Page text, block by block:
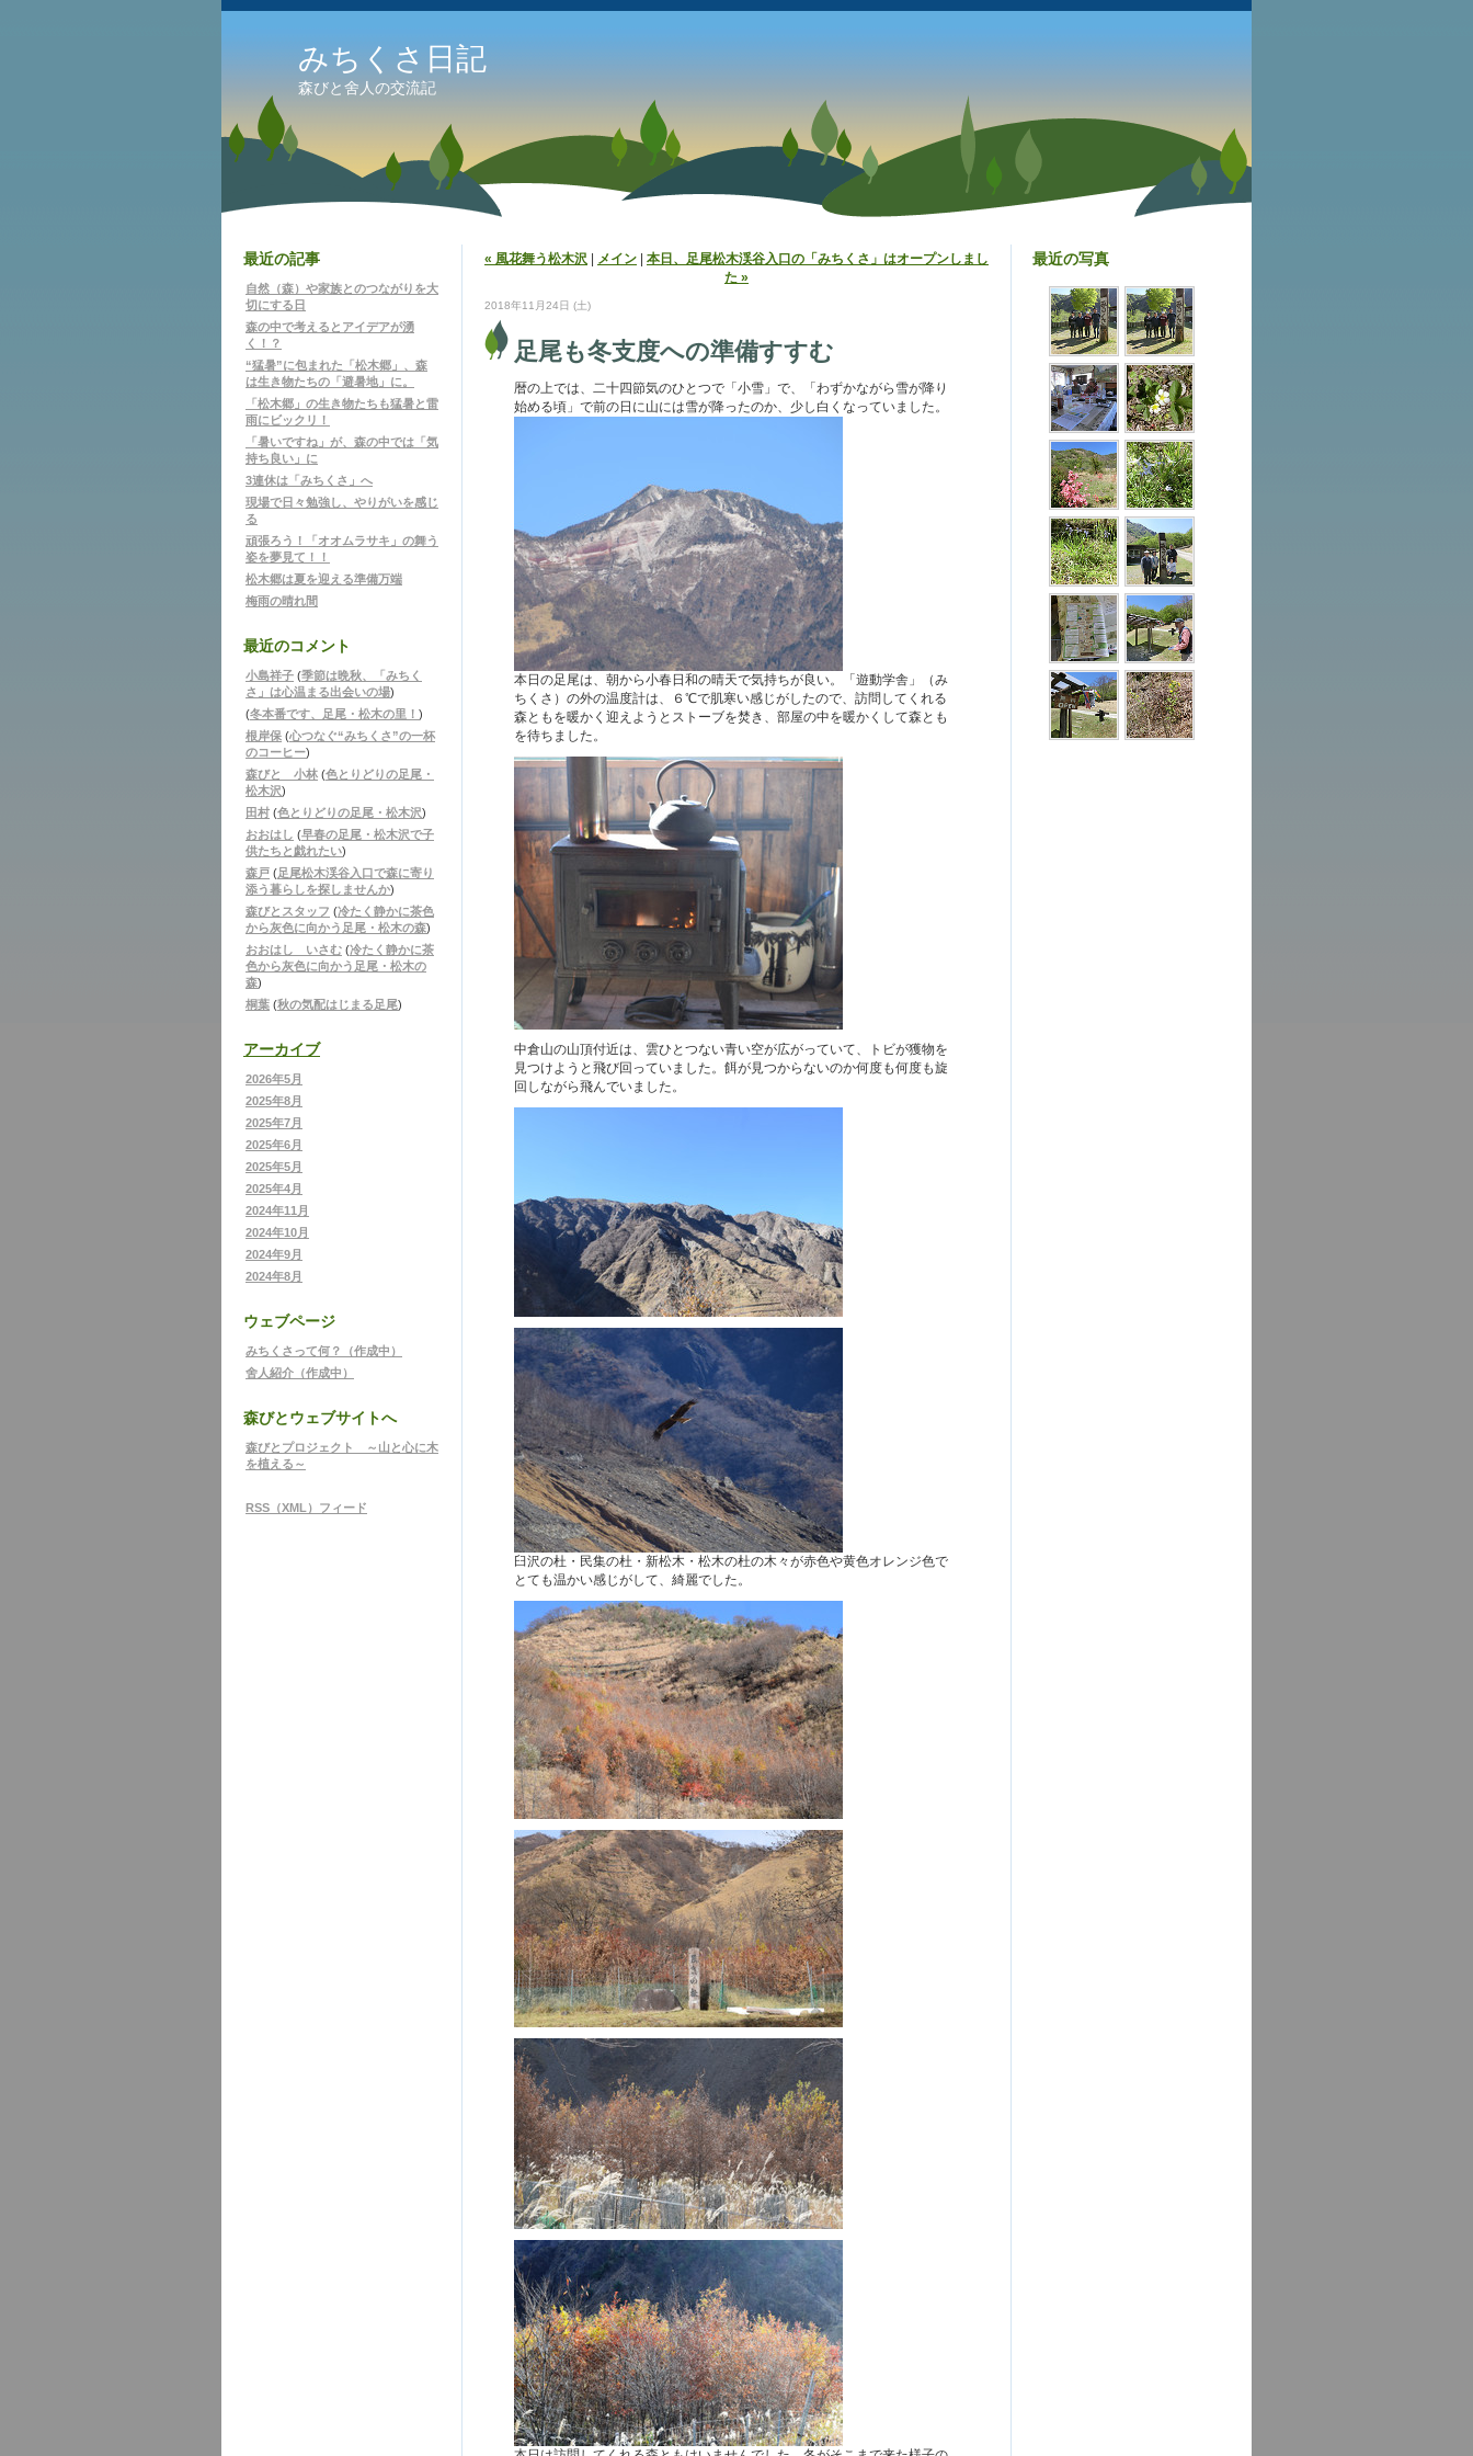
みちくさ日記
森びと舍人の交流記
最近の記事
自然（森）や家族とのつながりを大
切にする日
森の中で考えるとアイデアが湧
く！？
“猛暑”に包まれた「松木郷」、森
は生き物たちの「避暑地」に。
「松木郷」の生き物たちも猛暑と雷
雨にビックリ！
「暑いですね」が、森の中では「気
持ち良い」に
3連休は「みちくさ」へ
現場で日々勉強し、やりがいを感じ
る
頑張ろう！「オオムラサキ」の舞う
姿を夢見て！！
松木郷は夏を迎える準備万端
梅雨の晴れ間
最近のコメント
小島祥子 (季節は晩秋、「みちく
さ」は心温まる出会いの場)
(冬本番です、足尾・松木の里！ )
根岸保 (心つなぐ“みちくさ”の一杯
のコーヒー)
森びと 小林 (色とりどりの足尾・
松木沢)
田村 (色とりどりの足尾・松木沢)
おおはし (早春の足尾・松木沢で子
供たちと戯れたい)
森戸 (足尾松木渓谷入口で森に寄り
添う暮らしを探しませんか)
森びとスタッフ (冷たく静かに茶色
から灰色に向かう足尾・松木の森)
おおはし いさむ (冷たく静かに茶
色から灰色に向かう足尾・松木の
森)
桐葉 (秋の気配はじまる足尾)
アーカイブ
2026年5月
2025年8月
2025年7月
2025年6月
2025年5月
2025年4月
2024年11月
2024年10月
2024年9月
2024年8月
ウェブページ
みちくさって何？（作成中）
舍人紹介（作成中）
森びとウェブサイトへ
森びとプロジェクト ～山と心に木
を植える～
RSS（XML）フィード
« 風花舞う松木沢 メイン
本日、足尾松木渓谷入口の「みちくさ」はオープンしまし
た »
2018年11月24日 (土)
足尾も冬支度への準備すすむ
暦の上では、二十四節気のひとつで「小雪」で、「わずかながら雪が降り
始める頃」で前の日に山には雪が降ったのか、少し白くなっていました。
本日の足尾は、朝から小春日和の晴天で気持ちが良い。「遊動学舎」（み
ちくさ）の外の温度計は、６℃で肌寒い感じがしたので、訪問してくれる
森ともを暖かく迎えようとストーブを焚き、部屋の中を暖かくして森とも
を待ちました。
中倉山の山頂付近は、雲ひとつない青い空が広がっていて、トビが獲物を
見つけようと飛び回っていました。餌が見つからないのか何度も何度も旋
回しながら飛んでいました。
臼沢の杜・民集の杜・新松木・松木の杜の木々が赤色や黄色オレンジ色で
とても温かい感じがして、綺麗でした。
最近の写真